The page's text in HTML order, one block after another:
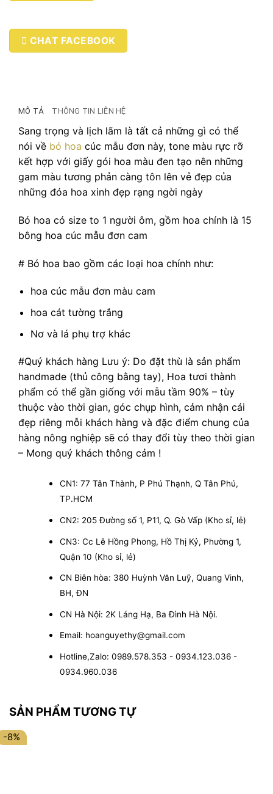
CHAT FACEBOOK
MÔ TẢ THÔNG TIN LIÊN HỆ
Sang trọng và lịch lãm là tất cả những gì có thể
nói về bó hoa cúc mẫu đơn này, tone màu rực rỡ
kết hợp với giấy gói hoa màu đen tạo nên những
gam màu tương phản càng tôn lên vẻ đẹp của
những đóa hoa xinh đẹp rạng ngời ngày
Bó hoa có size to 1 người ôm, gồm hoa chính là 15
bông hoa cúc mẫu đơn cam
# Bó hoa bao gồm các loại hoa chính như:
hoa cúc mẫu đơn màu cam
hoa cát tường trắng
Nơ và lá phụ trợ khác
#Quý khách hàng Lưu ý: Do đặt thù là sản phẩm
handmade (thủ công bằng tay), Hoa tươi thành
phẩm có thể gần giống với mẫu tầm 90% – tùy
thuộc vào thời gian, góc chụp hình, cảm nhận cái
đẹp riêng mỗi khách hàng và đặc điểm chung của
hàng nông nghiệp sẽ có thay đổi tùy theo thời gian
– Mong quý khách thông cảm !
CN1: 77 Tân Thành, P Phú Thạnh, Q Tân Phú,
TP.HCM
CN2: 205 Đường số 1, P11, Q. Gò Vấp (Kho sỉ, lẻ)
CN3: Cc Lê Hồng Phong, Hồ Thị Kỷ, Phường 1,
Quận 10 (Kho sỉ, lẻ)
CN Biên hòa: 380 Huỳnh Văn Luỹ, Quang Vinh,
BH, ĐN
CN Hà Nội: 2K Láng Hạ, Ba Đình Hà Nội.
Email: hoanguyethy@gmail.com
Hotline,Zalo: 0989.578.353 - 0934.123.036 -
0934.960.036
SẢN PHẨM TƯƠNG TỰ
-8%